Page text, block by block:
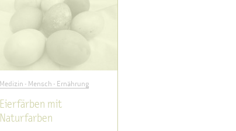
Medizin - Mensch - Ernährung
Eierfärben mit
Naturfarben